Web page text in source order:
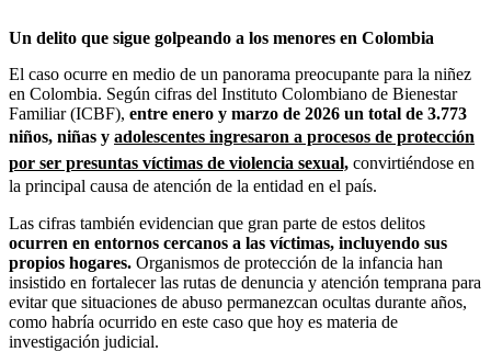
Un delito que sigue golpeando a los menores en Colombia
El caso ocurre en medio de un panorama preocupante para la niñez
en Colombia. Según cifras del Instituto Colombiano de Bienestar
Familiar (ICBF), entre enero y marzo de 2026 un total de 3.773
niños, niñas y adolescentes ingresaron a procesos de protección
por ser presuntas víctimas de violencia sexual, convirtiéndose en
la principal causa de atención de la entidad en el país.
Las cifras también evidencian que gran parte de estos delitos
ocurren en entornos cercanos a las víctimas, incluyendo sus
propios hogares. Organismos de protección de la infancia han
insistido en fortalecer las rutas de denuncia y atención temprana para
evitar que situaciones de abuso permanezcan ocultas durante años,
como habría ocurrido en este caso que hoy es materia de
investigación judicial.